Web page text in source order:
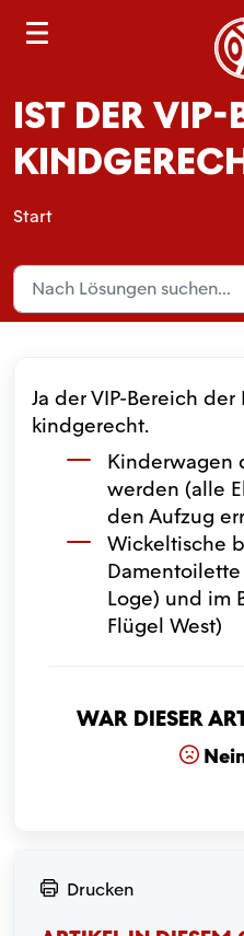
IST DER VIP-
Start
Ja der VIP-Bereich der
kindgerecht.
Kinderwagen
werden (alle
den Aufzug
Wickeltische
Loge) und im
Flügel West)
War dieser
Drucken